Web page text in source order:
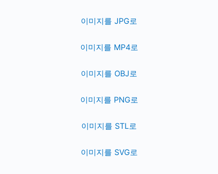
이미지를 JPG로
이미지를 MP4로
이미지를 OBJ로
이미지를 PNG로
이미지를 STL로
이미지를 SVG로